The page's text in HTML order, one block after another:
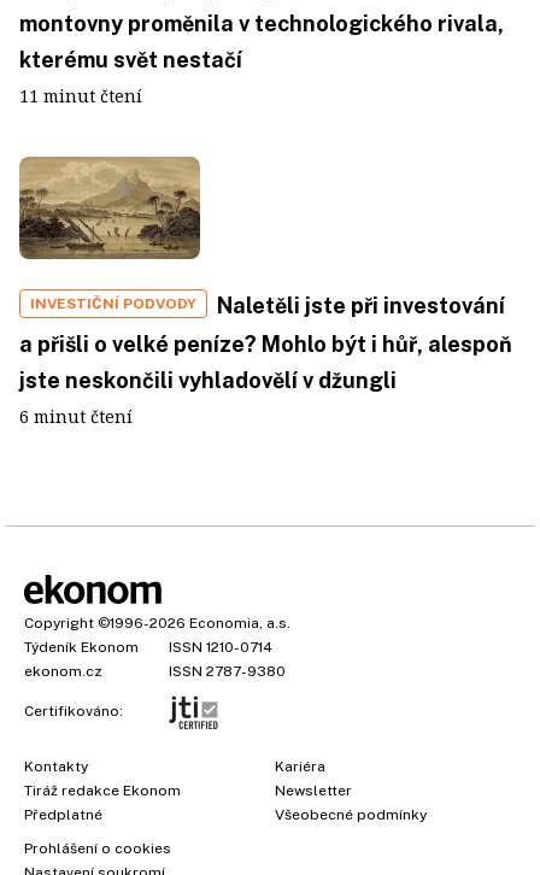
montovny proměnila v technologického rivala,
kterému svět nestačí
11 minut čtení
INVESTIČNÍ PODVODY
Naletěli jste při investování
a přišli o velké peníze? Mohlo být i hůř, alespoň
jste neskončili vyhladovělí v džungli
6 minut čtení
Copyright ©1996-2026 Economia, a.s.
Týdeník Ekonom
ISSN 1210-0714
ekonom.cz
ISSN 2787-9380
Certifikováno:
Kontakty
Tiráž redakce Ekonom
Předplatné
Kariéra
Newsletter
Všeobecné podmínky
Prohlášení o cookies